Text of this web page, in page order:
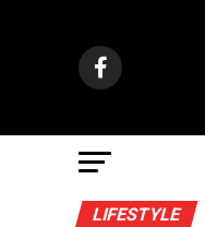
LIFESTYLE